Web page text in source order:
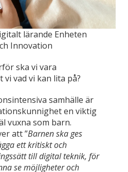
lärande Enheten
Innovation
ska vi vara
vad vi kan lita på?
samhälle är
en viktig
vuxna som barn.
att ”Barnen ska ges
ett kritiskt och
till digital teknik, för
se möjligheter och